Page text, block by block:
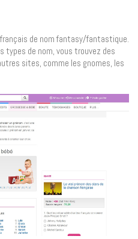
de nom fantasy/fantastique.
types de nom, vous trouvez des
sites, comme les gnomes, les